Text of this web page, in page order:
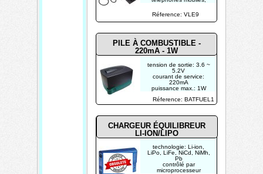
Réference: VLE9
de 5 V
4 indicateurs de charge
affichent l'état de
Réference: BATFUEL1
tension de sortie: 3.6 ~
5.2V
courant de service:
220mA
puissance max.: 1W
autonomie: ± 30h
veille: ± 4.5 mois
PILE À COMBUSTIBLE -
220mA - 1W
CHARGEUR ÉQUILIBREUR
LI-ION/LIPO
technologie: Li-ion,
LiPo, LiFe, NiCd, NiMh,
Pb
contrôlé par
microprocesseur